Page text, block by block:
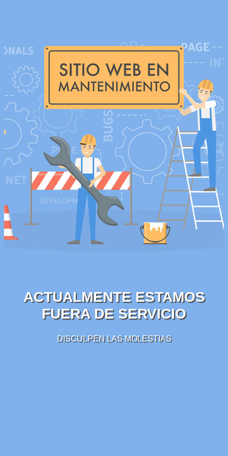
ACTUALMENTE ESTAMOS
FUERA DE SERVICIO
DISCULPEN LAS MOLESTIAS